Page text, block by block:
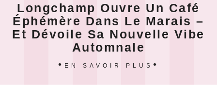
Longchamp Ouvre Un Café
Éphémère Dans Le Marais –
Et Dévoile Sa Nouvelle Vibe
Automnale
EN SAVOIR PLUS